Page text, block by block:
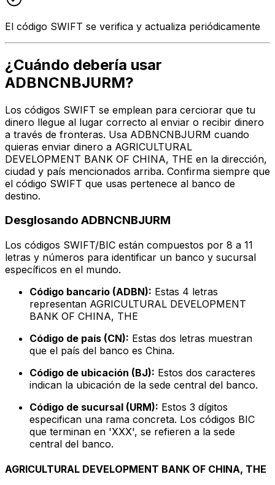
El código SWIFT se verifica y actualiza periódicamente
¿Cuándo debería usar
ADBNCNBJURM?
Los códigos SWIFT se emplean para cerciorar que tu
dinero llegue al lugar correcto al enviar o recibir dinero
a través de fronteras. Usa ADBNCNBJURM cuando
quieras enviar dinero a AGRICULTURAL
DEVELOPMENT BANK OF CHINA, THE en la dirección,
ciudad y país mencionados arriba. Confirma siempre que
el código SWIFT que usas pertenece al banco de
destino.
Desglosando ADBNCNBJURM
Los códigos SWIFT/BIC están compuestos por 8 a 11
letras y números para identificar un banco y sucursal
específicos en el mundo.
Código bancario (ADBN): Estas 4 letras
representan AGRICULTURAL DEVELOPMENT
BANK OF CHINA, THE
Código de país (CN): Estas dos letras muestran
que el país del banco es China.
Código de ubicación (BJ): Estos dos caracteres
indican la ubicación de la sede central del banco.
Código de sucursal (URM): Estos 3 dígitos
especifican una rama concreta. Los códigos BIC
que terminan en 'XXX', se refieren a la sede
central del banco.
AGRICULTURAL DEVELOPMENT BANK OF CHINA, THE